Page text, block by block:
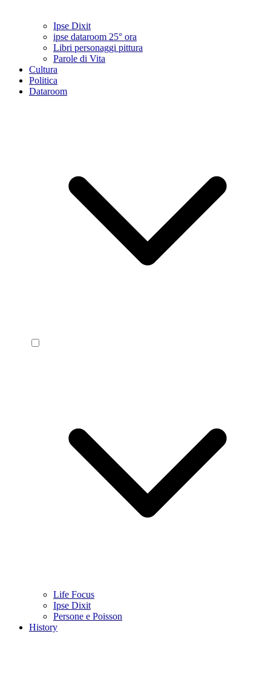
Ipse Dixit
ipse dataroom 25° ora
Libri personaggi pittura
Parole di Vita
Cultura
Politica
Dataroom
Life Focus
Ipse Dixit
Persone e Poisson
History